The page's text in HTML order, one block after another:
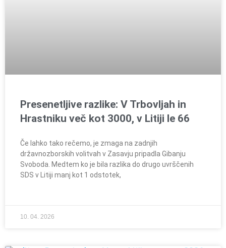
Presenetljive razlike: V Trbovljah in
Hrastniku več kot 3000, v Litiji le 66
Če lahko tako rečemo, je zmaga na zadnjih
državnozborskih volitvah v Zasavju pripadla Gibanju
Svoboda. Medtem ko je bila razlika do drugo uvrščenih
SDS v Litiji manj kot 1 odstotek,
10. 04. 2026